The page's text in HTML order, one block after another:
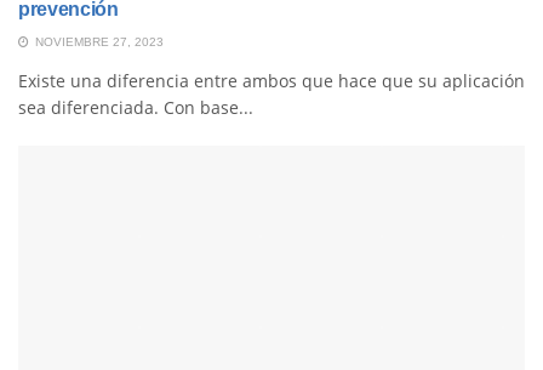
prevención
NOVIEMBRE 27, 2023
Existe una diferencia entre ambos que hace que su aplicación
sea diferenciada. Con base...